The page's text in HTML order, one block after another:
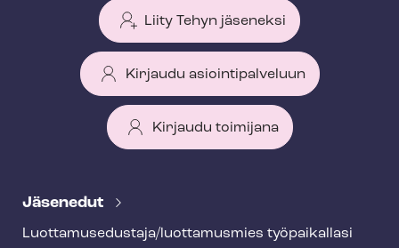
Liity Tehyn jäseneksi
Kirjaudu asiointipalveluun
Kirjaudu toimijana
e
Jäsenedut
Luot­ta­muse­dus­ta­ja/luottamusmies työpaikallasi